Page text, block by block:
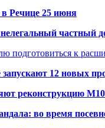
в Речице 25 июня
частный
подготовиться к
12 новых
реконструкцию
во время